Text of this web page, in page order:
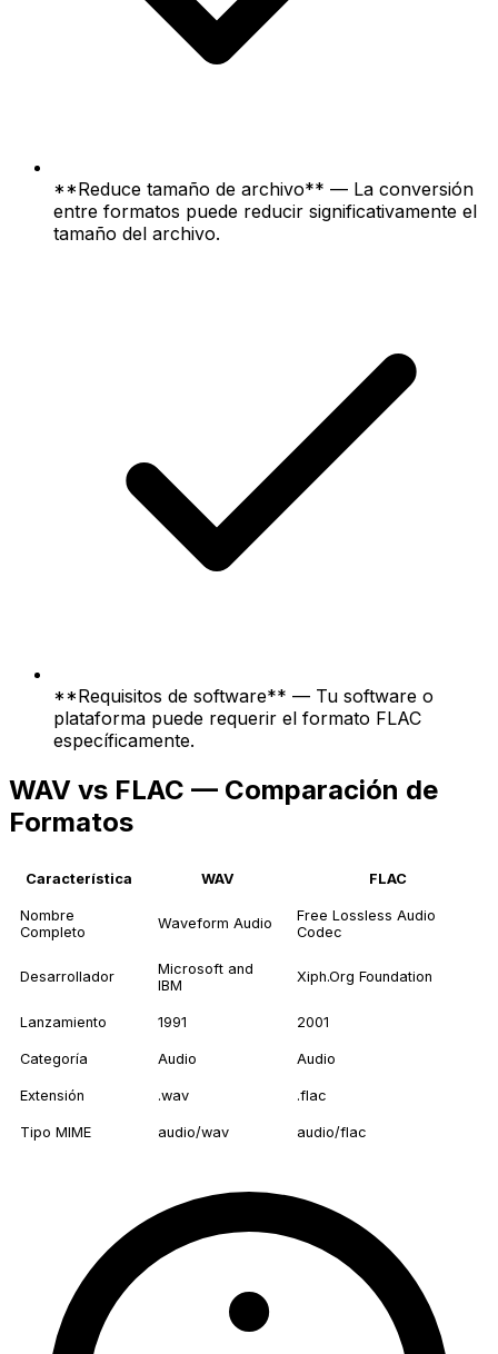
**Reduce tamaño de archivo** — La conversión
entre formatos puede reducir significativamente el
tamaño del archivo.
**Requisitos de software** — Tu software o
plataforma puede requerir el formato FLAC
específicamente.
WAV vs FLAC — Comparación de
Formatos
Característica WAV FLAC
Nombre
Completo
Waveform Audio
Free Lossless Audio
Codec
Desarrollador
Microsoft and
IBM
Xiph.Org Foundation
Lanzamiento 1991 2001
Categoría Audio Audio
Extensión .wav .flac
Tipo MIME audio/wav audio/flac